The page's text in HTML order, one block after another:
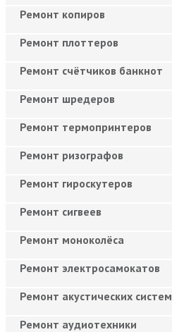
Ремонт копиров
Ремонт плоттеров
Ремонт счётчиков банкнот
Ремонт шредеров
Ремонт термопринтеров
Ремонт ризографов
Ремонт гироскутеров
Ремонт сигвеев
Ремонт моноколёса
Ремонт электросамокатов
Ремонт акустических систем
Ремонт аудиотехники